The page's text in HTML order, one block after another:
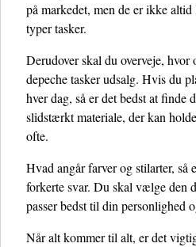
på markedet, men de er ikke
typer tasker.
Derudover skal du overveje,
depeche tasker udsalg. Hvis du
hver dag, så er det bedst at finde
slidstærkt materiale, der kan
ofte.
Hvad angår farver og stilarter, så
forkerte svar. Du skal vælge den
passer bedst til din personlighed
Når alt kommer til alt, er det